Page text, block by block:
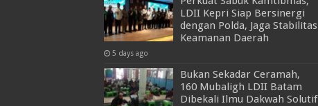
LDII Kepri Siap Bersinergi
dengan Polda, Jaga Stabilitas
Keamanan Daerah
5 days ago
Bukan Sekadar Ceramah,
160 Mubaligh LDII Batam
Dibekali Ilmu Dakwah Solutif